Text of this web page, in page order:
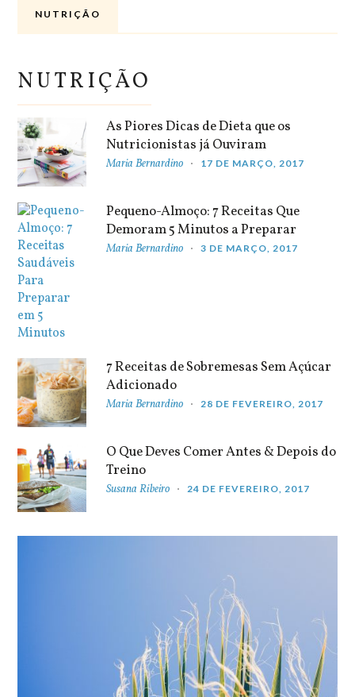
NUTRIÇÃO
NUTRIÇÃO
As Piores Dicas de Dieta que os
Nutricionistas já Ouviram
Maria Bernardino 17 DE MARÇO, 2017
Pequeno-Almoço: 7 Receitas Que
Demoram 5 Minutos a Preparar
Maria Bernardino 3 DE MARÇO, 2017
7 Receitas de Sobremesas Sem Açúcar
Adicionado
Maria Bernardino 28 DE FEVEREIRO, 2017
O Que Deves Comer Antes & Depois do
Treino
Susana Ribeiro 24 DE FEVEREIRO, 2017